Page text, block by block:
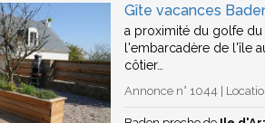
Gîte vacances
a proximité du golfe du
l'embarcadère de l'île
côtier…
Annonce n° 1044 |